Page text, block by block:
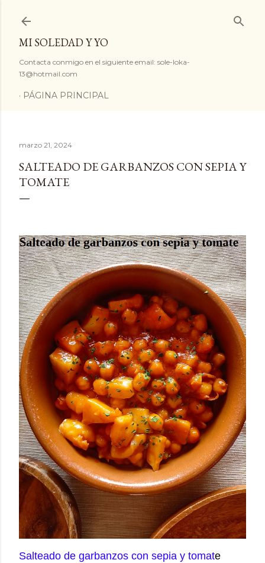
MI SOLEDAD Y YO
Contacta conmigo en el siguiente email: sole-loka-
13@hotmail.com
PÁGINA PRINCIPAL
marzo 21, 2024
SALTEADO DE GARBANZOS CON SEPIA Y
TOMATE
Salteado de garbanzos con sepia y tomate